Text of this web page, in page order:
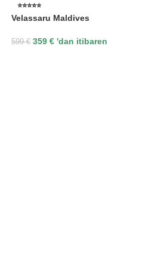
⭐⭐⭐⭐⭐
Velassaru Maldives
599€ 359 € 'dan itibaren